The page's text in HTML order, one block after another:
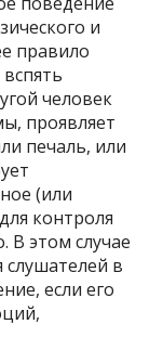
и
правило
человек
проявляет
печаль, или
(или
контроля
В этом случае
слушателей в
если его